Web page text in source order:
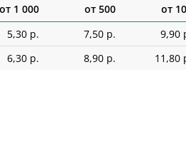
от 1 000 от 500 от
5,30 р. 7,50 р. 9,90
6,30 р. 8,90 р. 11,80